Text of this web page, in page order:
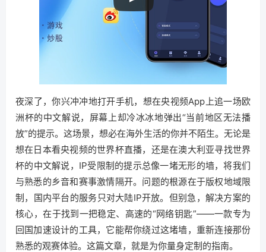
夜深了，你兴冲冲地打开手机，想在央视频App上追一场欧
洲杯的中文解说，屏幕上却冷冰冰地弹出“当前地区无法播
放”的提示。这场景，想必在海外生活的你并不陌生。无论是
想在日本看央视频的世界杯直播，还是在澳大利亚寻找世界
杯的中文解说，IP受限制的提示总像一堵无形的墙，将我们
与熟悉的乡音和赛事激情隔开。问题的根源在于版权地域限
制，国内平台的服务只对大陆IP开放。但别急，解决方案的
核心，在于找到一把稳定、高速的“网络钥匙”——一款专为
回国加速设计的工具，它能帮你绕过这堵墙，重新连接那份
熟悉的观赛体验。这篇文章，就是为你量身定制的指南。